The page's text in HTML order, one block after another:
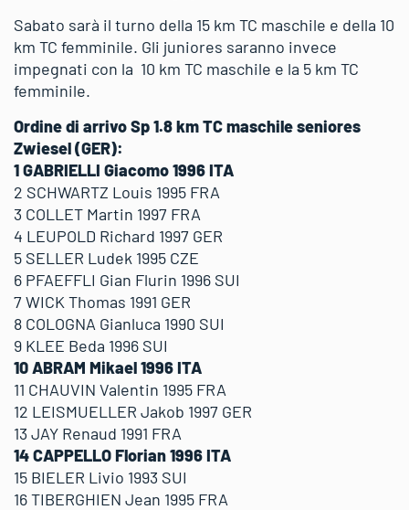
Sabato sarà il turno della 15 km TC maschile e della 10
km TC femminile. Gli juniores saranno invece
impegnati con la 10 km TC maschile e la 5 km TC
femminile.
Ordine di arrivo Sp 1.8 km TC maschile seniores
Zwiesel (GER):
1 GABRIELLI Giacomo 1996 ITA
2 SCHWARTZ Louis 1995 FRA
3 COLLET Martin 1997 FRA
4 LEUPOLD Richard 1997 GER
5 SELLER Ludek 1995 CZE
6 PFAEFFLI Gian Flurin 1996 SUI
7 WICK Thomas 1991 GER
8 COLOGNA Gianluca 1990 SUI
9 KLEE Beda 1996 SUI
10 ABRAM Mikael 1996 ITA
11 CHAUVIN Valentin 1995 FRA
12 LEISMUELLER Jakob 1997 GER
13 JAY Renaud 1991 FRA
14 CAPPELLO Florian 1996 ITA
15 BIELER Livio 1993 SUI
16 TIBERGHIEN Jean 1995 FRA